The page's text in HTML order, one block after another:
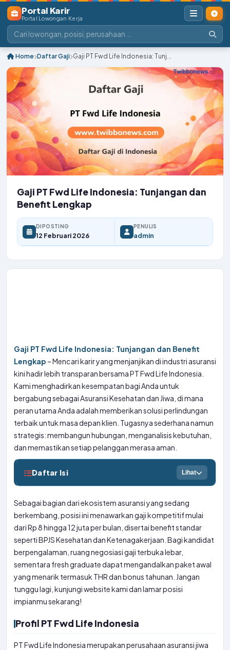
Portal Karir
Portal Lowongan Kerja
Home Daftar Gaji Gaji PT Fwd Life Indonesia: Tunj...
Gaji PT Fwd Life Indonesia: Tunjangan dan
Benefit Lengkap
DIPOSTING
12 Februari 2026
PENULIS
admin
Gaji PT Fwd Life Indonesia: Tunjangan dan Benefit
Lengkap – Mencari karir yang menjanjikan di industri asuransi
kini hadir lebih transparan bersama PT Fwd Life Indonesia.
Kami menghadirkan kesempatan bagi Anda untuk
bergabung sebagai Asuransi Kesehatan dan Jiwa, di mana
peran utama Anda adalah memberikan solusi perlindungan
terbaik untuk masa depan klien. Tugasnya sederhana namun
strategis: membangun hubungan, menganalisis kebutuhan,
dan memastikan setiap pelanggan merasa aman.
Daftar Isi Lihat
Sebagai bagian dari ekosistem asuransi yang sedang
berkembang, posisi ini menawarkan gaji kompetitif mulai
dari Rp 8 hingga 12 juta per bulan, disertai benefit standar
seperti BPJS Kesehatan dan Ketenagakerjaan. Bagi kandidat
berpengalaman, ruang negosiasi gaji terbuka lebar,
sementara fresh graduate dapat mengandalkan paket awal
yang menarik termasuk THR dan bonus tahunan. Jangan
tunggu lagi, kunjungi website kami dan lamar posisi
impianmu sekarang!
Profil PT Fwd Life Indonesia
PT Fwd Life Indonesia merupakan perusahaan asuransi jiwa